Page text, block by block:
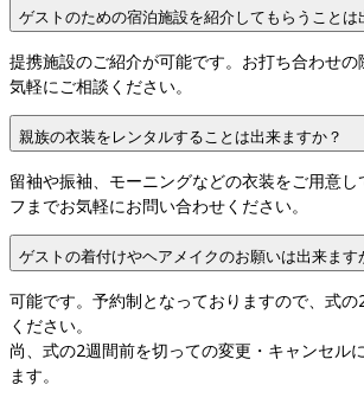
ゲストのための宿泊施設を紹介してもらうことは
提携施設のご紹介が可能です。お打ち合わせ
気軽にご相談ください。
親族の衣装をレンタルすることは出来ますか？
留袖や振袖、モーニングなどの衣装をご用意し
フまでお気軽にお問い合わせください。
ゲストの着付けやヘアメイクのお願いは出来ます
可能です。予約制となっておりますので、式
ください。
尚、式の2週間前を切っての変更・キャンセル
ます。